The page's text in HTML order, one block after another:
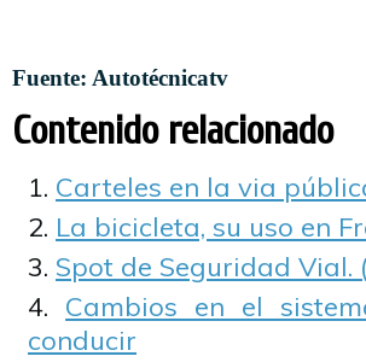
Fuente: Autotécnicatv
Contenido relacionado
Carteles en la via
La bicicleta, su uso en
Spot de Seguridad Vial.
Cambios en el
conducir